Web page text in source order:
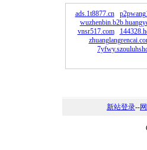
ads.1t8877.cn
vnsr517.com
新站登录--